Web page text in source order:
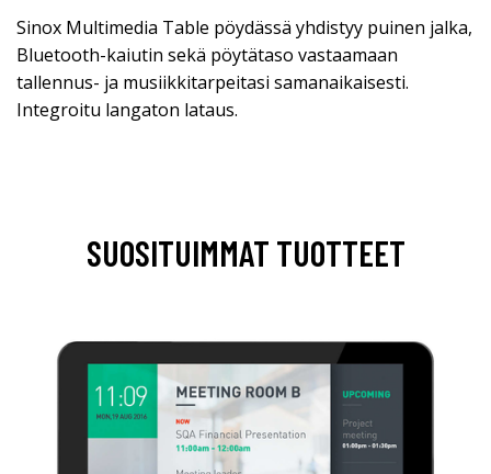
Sinox Multimedia Table pöydässä yhdistyy puinen jalka,
Bluetooth-kaiutin sekä pöytätaso vastaamaan
tallennus- ja musiikkitarpeitasi samanaikaisesti.
Integroitu langaton lataus.
SUOSITUIMMAT TUOTTEET